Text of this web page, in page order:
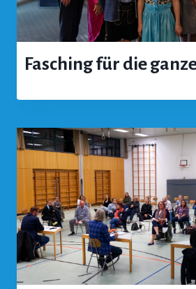
Fasching für die